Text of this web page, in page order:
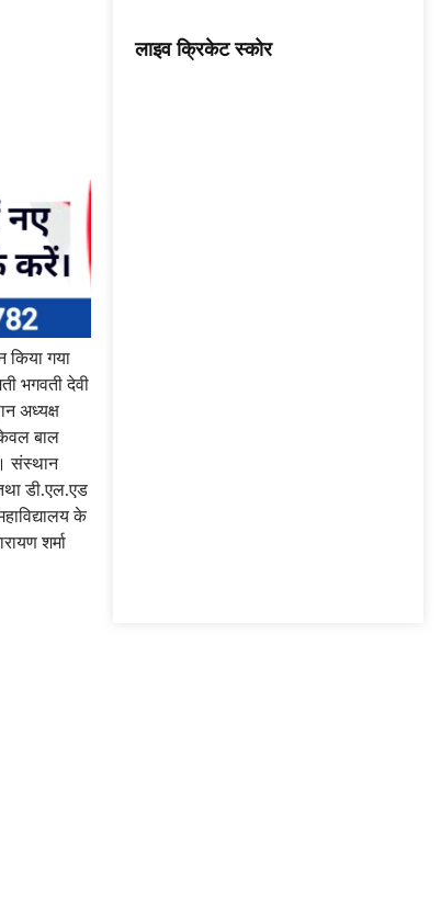
किया गया
भगवती देवी
अध्यक्ष
बाल
संस्थान
डी.एल.एड
के
शर्मा
लाइव क्रिकेट स्कोर